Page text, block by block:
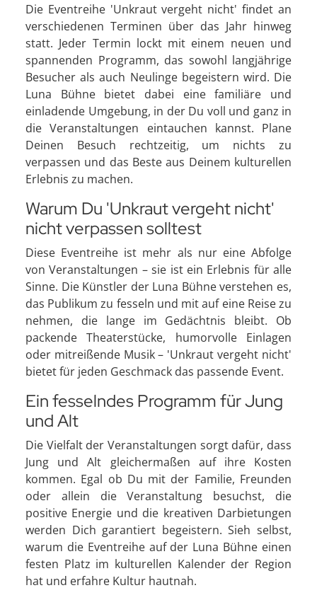
Die Eventreihe 'Unkraut vergeht nicht' findet an
verschiedenen Terminen über das Jahr hinweg
statt. Jeder Termin lockt mit einem neuen und
spannenden Programm, das sowohl langjährige
Besucher als auch Neulinge begeistern wird. Die
Luna Bühne bietet dabei eine familiäre und
einladende Umgebung, in der Du voll und ganz in
die Veranstaltungen eintauchen kannst. Plane
Deinen Besuch rechtzeitig, um nichts zu
verpassen und das Beste aus Deinem kulturellen
Erlebnis zu machen.
Warum Du 'Unkraut vergeht nicht'
nicht verpassen solltest
Diese Eventreihe ist mehr als nur eine Abfolge
von Veranstaltungen – sie ist ein Erlebnis für alle
Sinne. Die Künstler der Luna Bühne verstehen es,
das Publikum zu fesseln und mit auf eine Reise zu
nehmen, die lange im Gedächtnis bleibt. Ob
packende Theaterstücke, humorvolle Einlagen
oder mitreißende Musik – 'Unkraut vergeht nicht'
bietet für jeden Geschmack das passende Event.
Ein fesselndes Programm für Jung
und Alt
Die Vielfalt der Veranstaltungen sorgt dafür, dass
Jung und Alt gleichermaßen auf ihre Kosten
kommen. Egal ob Du mit der Familie, Freunden
oder allein die Veranstaltung besuchst, die
positive Energie und die kreativen Darbietungen
werden Dich garantiert begeistern. Sieh selbst,
warum die Eventreihe auf der Luna Bühne einen
festen Platz im kulturellen Kalender der Region
hat und erfahre Kultur hautnah.